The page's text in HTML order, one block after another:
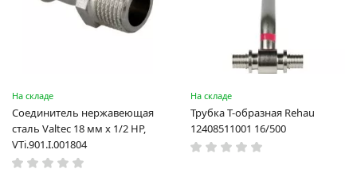
На складе
Соединитель нержавеющая
сталь Valtec 18 мм х 1/2 НР,
VTi.901.I.001804
На складе
Трубка Т-образная Rehau
12408511001 16/500